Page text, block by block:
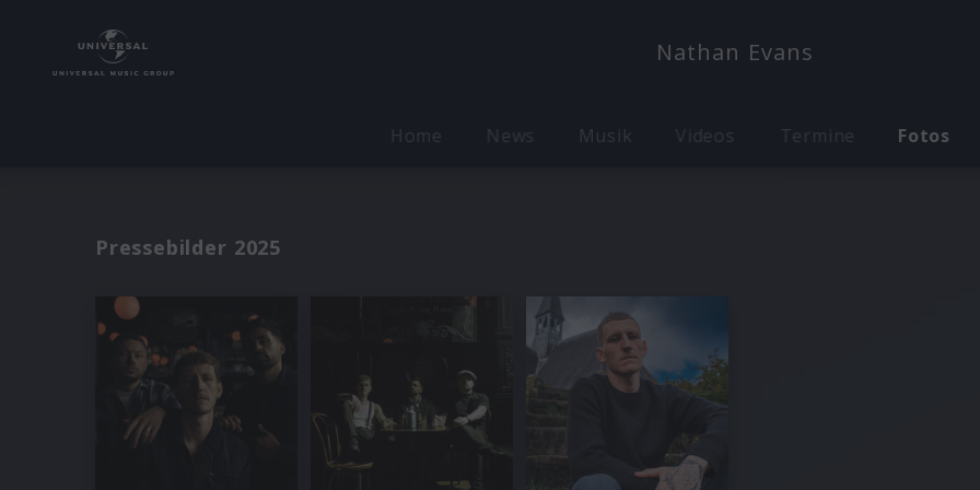
Nathan Evans
Home News Musik Videos Termine Fotos
Pressebilder 2025